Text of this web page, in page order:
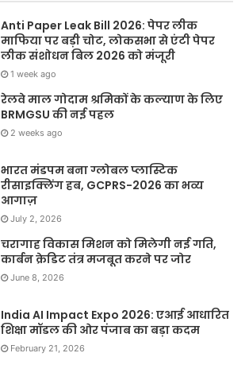
Anti Paper Leak Bill 2026: पेपर लीक
माफिया पर बड़ी चोट, लोकसभा से एंटी पेपर
लीक संशोधन बिल 2026 को मंजूरी
1 week ago
रेलवे माल गोदाम श्रमिकों के कल्याण के लिए
BRMGSU की नई पहल
2 weeks ago
भारत मंडपम बना ग्लोबल प्लास्टिक
रीसाइक्लिंग हब, GCPRS-2026 का भव्य
आगाज़
July 2, 2026
चरागाह विकास मिशन को मिलेगी नई गति,
कार्बन क्रेडिट तंत्र मजबूत करने पर जोर
June 8, 2026
India AI Impact Expo 2026: एआई आधारित
शिक्षा मॉडल की ओर पंजाब का बड़ा कदम
February 21, 2026